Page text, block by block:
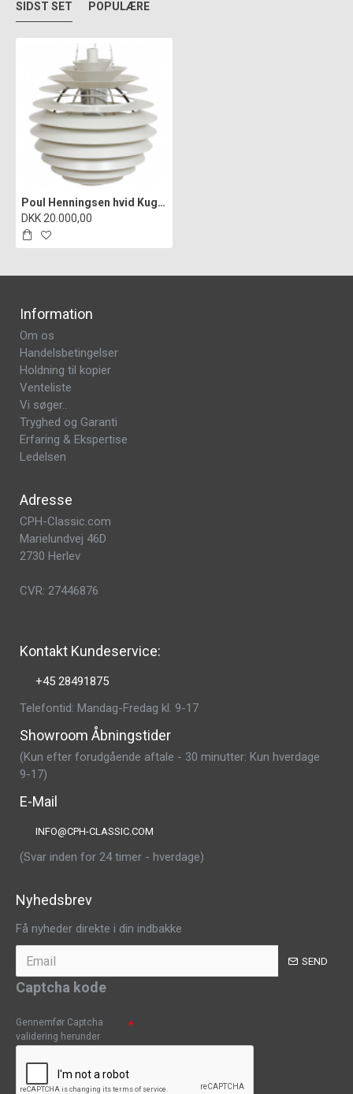
SIDST SET POPULÆRE
Poul Henningsen hvid Kuglelampe Ø: 60
DKK 20.000,00
Information
Om os
Handelsbetingelser
Holdning til kopier
Venteliste
Vi søger..
Tryghed og Garanti
Erfaring & Ekspertise
Ledelsen
Adresse
CPH-Classic.com
Marielundvej 46D
2730 Herlev
CVR: 27446876
Kontakt Kundeservice:
+45 28491875
Telefontid: Mandag-Fredag kl. 9-17
Showroom Åbningstider
(Kun efter forudgående aftale - 30 minutter: Kun hverdage
9-17)
E-Mail
INFO@CPH-CLASSIC.COM
(Svar inden for 24 timer - hverdage)
Nyhedsbrev
Få nyheder direkte i din indbakke
SEND
Captcha kode
Gennemfør Captcha
validering herunder